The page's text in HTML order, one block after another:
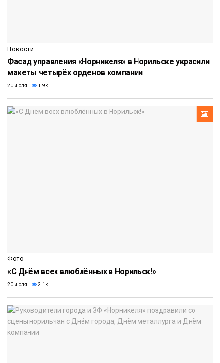
Новости
Фасад управления «Норникеля» в Норильске украсили
макеты четырёх орденов компании
20 июля 1.9k
Фото
«С Днём всех влюблённых в Норильск!»
20 июля 2.1k